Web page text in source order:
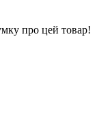
про цей товар!